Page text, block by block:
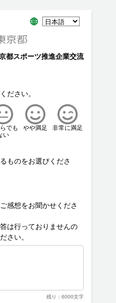
都スポーツ推進企業交流
でも
い
やや満足 非常に満足
ものをお選びくださ
感想をお聞かせくださ
は行っておりませんの
残り：6000文字